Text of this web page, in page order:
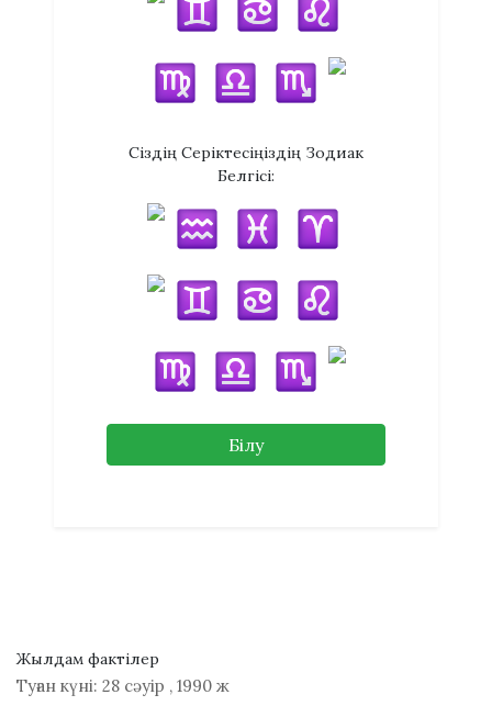
Сіздің Серіктесіңіздің Зодиак
Белгісі:
Білу
Жылдам фактілер
Туған күні: 28 сәуір , 1990 ж